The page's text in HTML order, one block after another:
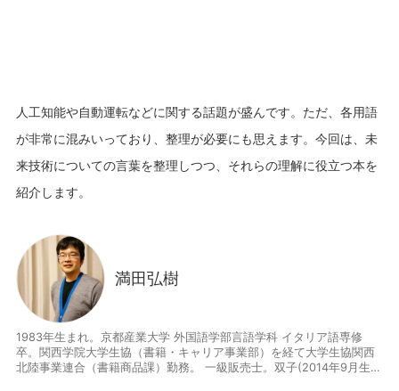
人工知能や自動運転などに関する話題が盛んです。ただ、各用語
が非常に混みいっており、整理が必要にも思えます。今回は、未
来技術についての言葉を整理しつつ、それらの理解に役立つ本を
満田弘樹
1983年生まれ。京都産業大学 外国語学部言語学科 イタリア語専修
卒。関西学院大学生協（書籍・キャリア事業部）を経て大学生協関西
北陸事業連合（書籍商品課）勤務。 一級販売士。双子(2014年9月生ま